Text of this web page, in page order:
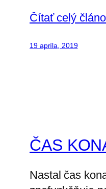
Čítať celý
19 apríla, 2019
ČAS
Nastal čas